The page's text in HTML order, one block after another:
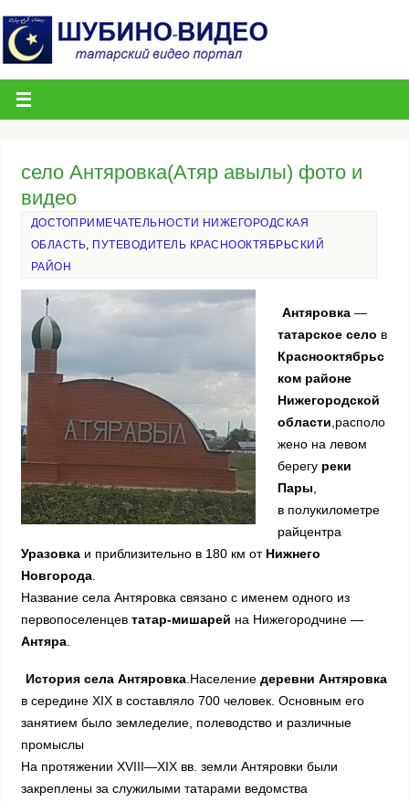
село Антяровка(Атяр авылы) фото и
видео
ДОСТОПРИМЕЧАТЕЛЬНОСТИ НИЖЕГОРОДСКАЯ
ОБЛАСТЬ ПУТЕВОДИТЕЛЬ КРАСНООКТЯБРЬСКИЙ
РАЙОН
Антяровка—
татарское село в
Краснооктябрьс
ком районе
Нижегородской
области ,располо
жено на левом
берегу реки
Пары
в полукилометре
райцентра
Уразовкаи приблизительно в 180 км от Нижнего
Новгорода.
Название села Антяровка связано с именем одного из
первопоселенцев татар-мишарей на Нижегородчине —
Антяра.
История села Антяровка.Население деревни Антяровка
в середине ХIХ в составляло 700 человек. Основным его
занятием было земледелие, полеводство и различные
промыслы
На протяжении XVIII—XIX вв. земли Антяровки были
закреплены за служилыми татарами ведомства